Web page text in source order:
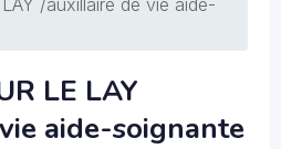
LE LAY
aide-soignante